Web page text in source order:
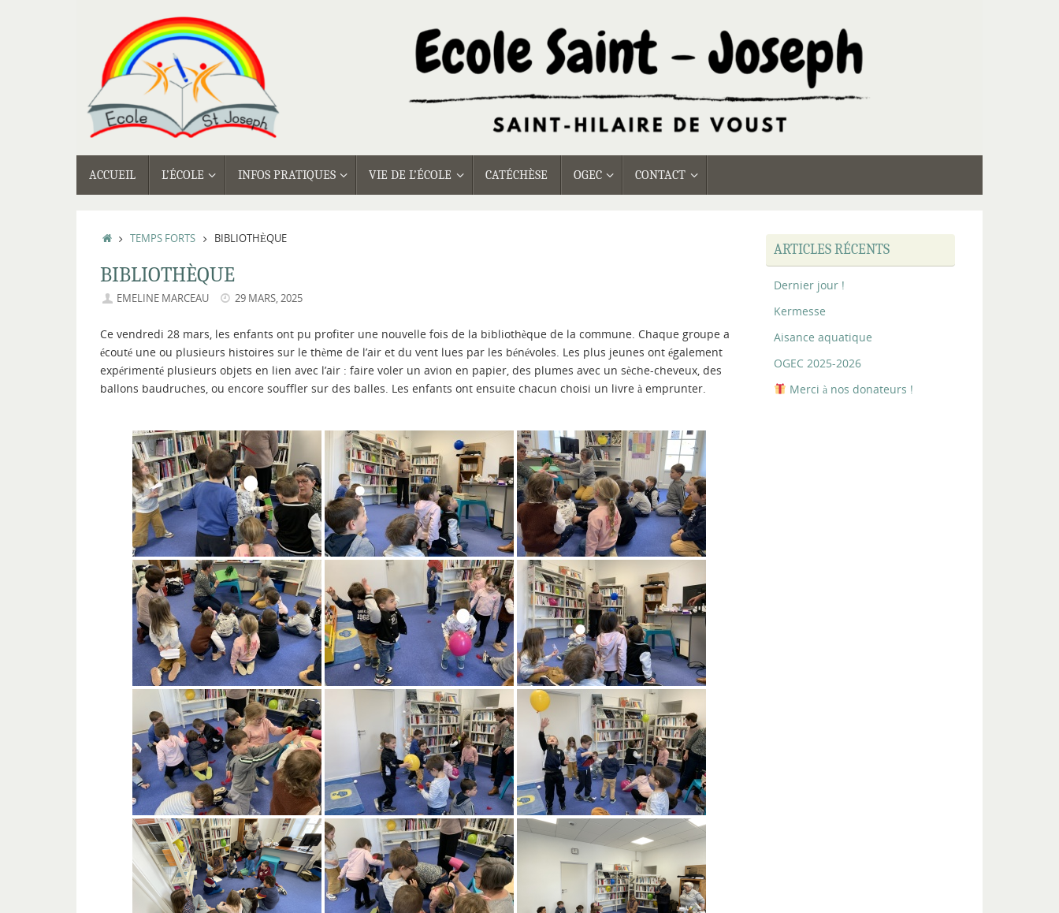
AU
CONTENU
ACCUEIL L’ÉCOLE INFOS PRATIQUES VIE DE L’ÉCOLE CATÉCHÈSE OGEC CONTACT
ACCUEIL
TEMPS FORTS BIBLIOTHÈQUE
BIBLIOTHÈQUE
EMELINE MARCEAU 29 MARS, 2025
Ce vendredi 28 mars, les enfants ont pu profiter une nouvelle fois de la bibliothèque de la commune. Chaque groupe a
écouté une ou plusieurs histoires sur le thème de l’air et du vent lues par les bénévoles. Les plus jeunes ont également
expérimenté plusieurs objets en lien avec l’air : faire voler un avion en papier, des plumes avec un sèche-cheveux, des
ballons baudruches, ou encore souffler sur des balles. Les enfants ont ensuite chacun choisi un livre à emprunter.
ARTICLES RÉCENTS
Dernier jour !
Kermesse
Aisance aquatique
OGEC 2025-2026
Merci à nos donateurs !